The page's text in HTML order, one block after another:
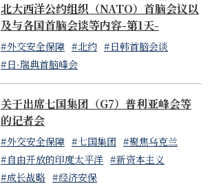
北大西洋公约组织（NATO）首脑会议以
及与各国首脑会谈等内容-第1天-
#外交安全保障 #北约 #日韩首脑会谈
#日-瑞典首脑峰会
关于出席七国集团（G7）普利亚峰会等
的记者会
#外交安全保障 #七国集团 #聚焦乌克兰
#自由开放的印度太平洋 #新资本主义
#成长战略 #经济安保